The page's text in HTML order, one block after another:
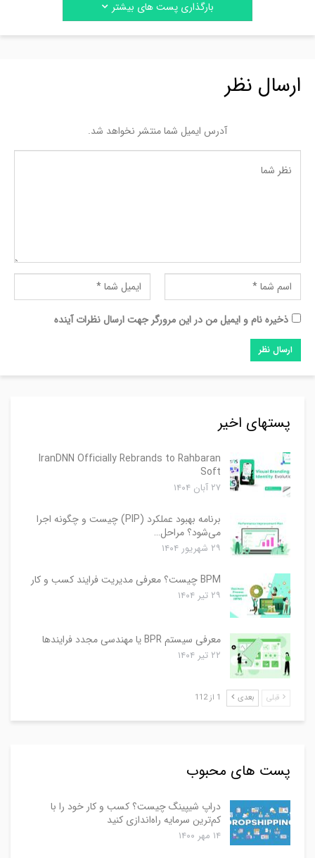
بارگذاری پست های بیشتر
ارسال نظر
آدرس ایمیل شما منتشر نخواهد شد.
ذخیره نام و ایمیل من در این مرورگر جهت ارسال نظرات آینده
پستهای اخیر
IranDNN Officially Rebrands to Rahbaran
Soft
۲۷ آبان ۱۴۰۴
برنامه بهبود عملکرد (PIP) چیست و چگونه اجرا
می‌شود؟ مراحل…
۲۹ شهریور ۱۴۰۴
BPM چیست؟ معرفی مدیریت فرایند کسب و کار
۲۹ تیر ۱۴۰۴
معرفی سیستم BPR یا مهندسی مجدد فرایندها
۲۲ تیر ۱۴۰۴
قبلی بعدی 1 از 112
پست های محبوب
دراپ شیپینگ چیست؟ کسب و کار خود را با
کم‌ترین سرمایه راه‌اندازی کنید
۱۴ مهر ۱۴۰۰